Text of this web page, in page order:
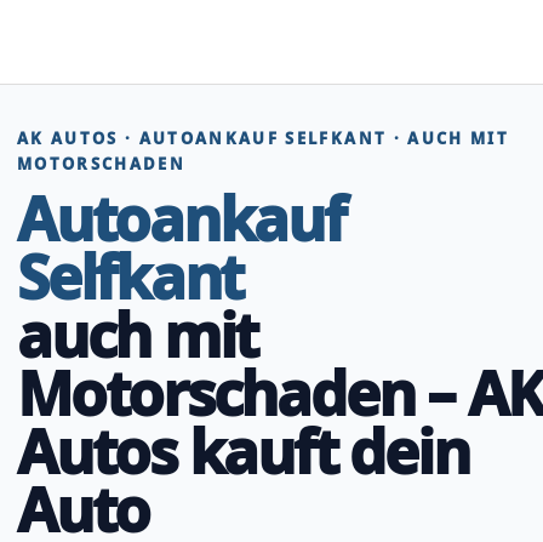
springen
AK AUTOS · AUTOANKAUF SELFKANT · AUCH MIT
MOTORSCHADEN
Autoankauf
Selfkant
auch mit
Motorschaden – AK
Autos kauft dein
Auto